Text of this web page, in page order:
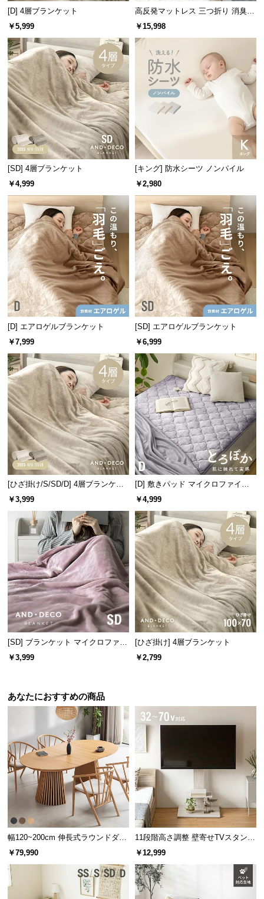
つ
い
お
客
様
サ
ポ
ト
知
ら
せ
ブ
ロ
グ
企
業
情
報
o.,
[D] 4層ブランケット
￥5,999
高反発マットレス 三つ折り 消臭
スタンダード 厚さ10cm K
￥15,998
[SD] 4層ブランケット
￥4,999
[キング] 防水シーツ ノンパイル
￥2,980
[D] エアロゲルブランケット
￥7,999
[SD] エアロゲルブランケット
￥6,999
[ひざ掛け/S/SD/D] 4層ブランケッ
ト
￥3,999
[D] 敷きパッド マイクロファイバ
ー
￥4,999
[SD] ブランケット マイクロファイ
バー
￥3,999
[ひざ掛け] 4層ブランケット
￥2,799
あなたにおすすめの商品
幅120~200cm 伸長式ラウンドダイ
ニングテーブル 6人掛け 天然木突
板 美しい格子デザイン
￥79,990
11段階高さ調整 壁寄せTVスタンド
キャスター付き 上下左右角度調節
￥12,999